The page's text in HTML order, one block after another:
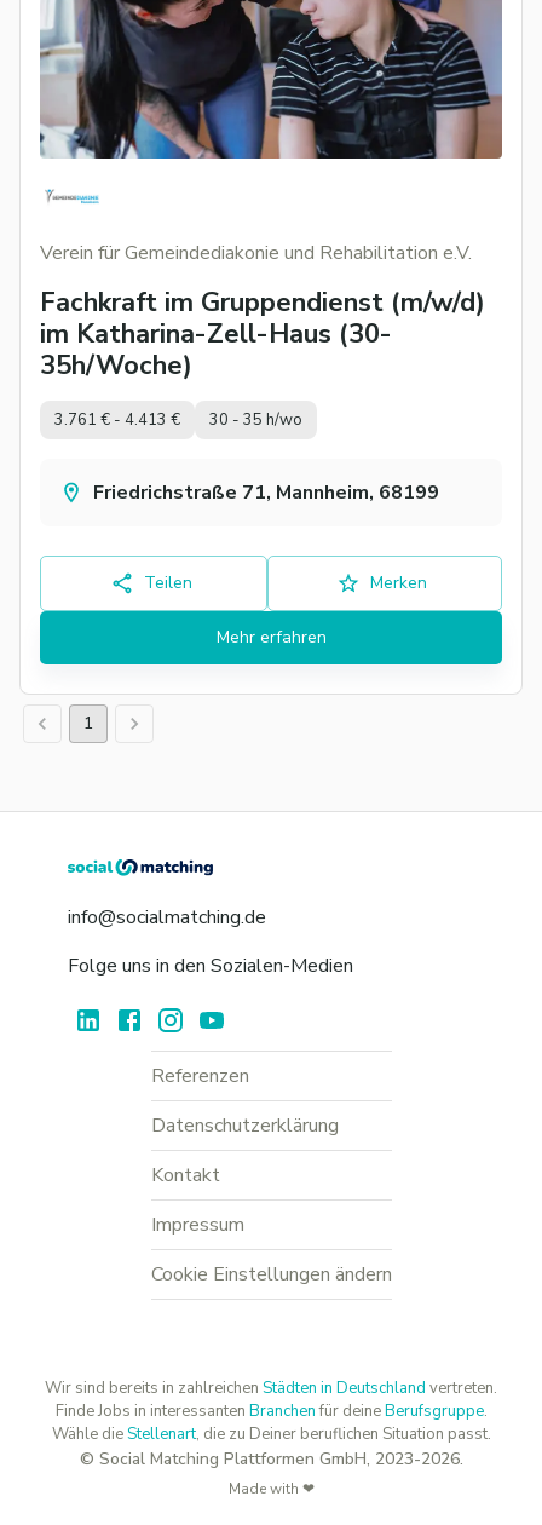
Verein für Gemeindediakonie und Rehabilitation e.V.
Fachkraft im Gruppendienst (m/w/d)
im Katharina-Zell-Haus (30-
35h/Woche)
3.761 € - 4.413 € 30 - 35 h/wo
Friedrichstraße 71, Mannheim, 68199
Teilen Merken
Mehr erfahren
1
info@socialmatching.de
Folge uns in den Sozialen-Medien
Referenzen
Datenschutzerklärung
Kontakt
Impressum
Cookie Einstellungen ändern
Wir sind bereits in zahlreichen Städten in Deutschland vertreten.
Finde Jobs in interessanten Branchenfür deineBerufsgruppe.
Wähle dieStellenart, die zu Deiner beruflichen Situation passt.
© Social Matching Plattformen GmbH, 2023-2026.
Made with ❤